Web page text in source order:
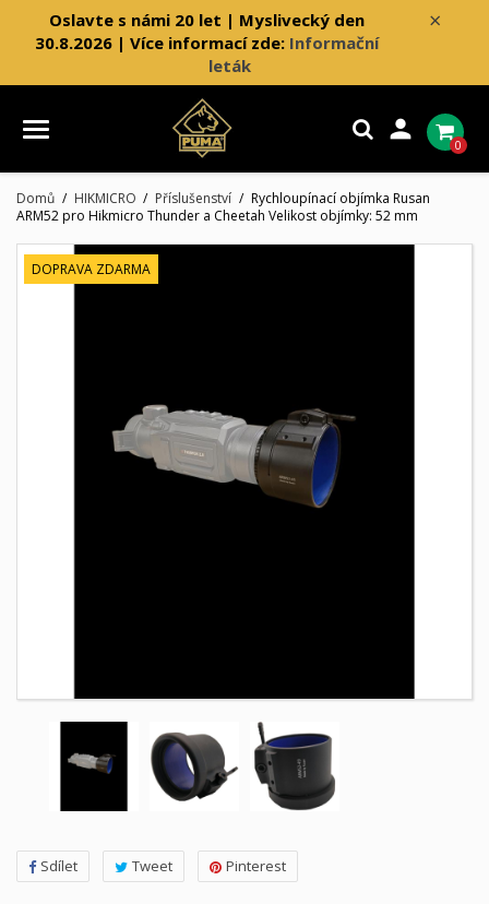
×
Oslavte s námi 20 let | Myslivecký den
30.8.2026 | Více informací zde: Informační
leták

0
Domů HIKMICRO Příslušenství
Rychloupínací objímka Rusan
ARM52 pro Hikmicro Thunder a Cheetah Velikost objímky: 52 mm
DOPRAVA ZDARMA
Sdílet Tweet Pinterest